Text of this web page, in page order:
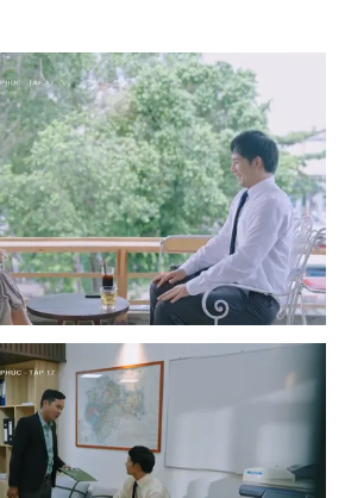
355 931 - 024.38 355 932
024.66 897 897
7300.7108